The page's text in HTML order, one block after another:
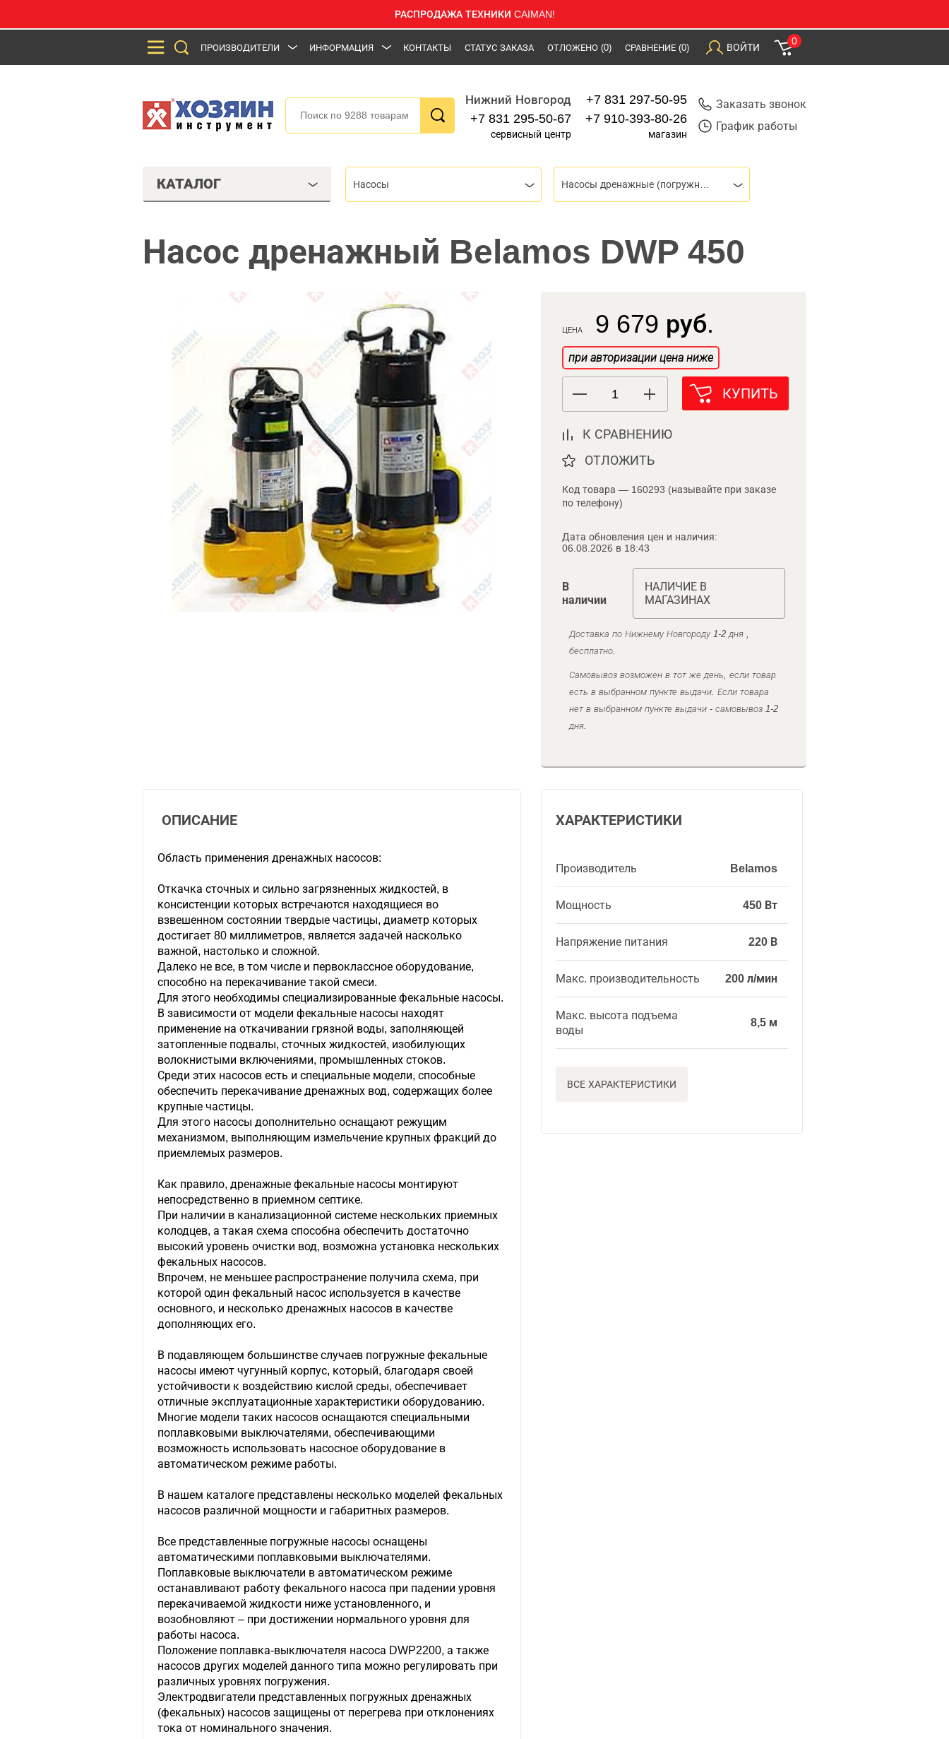
РАСПРОДАЖА ТЕХНИКИ CAIMAN!
ПРОИЗВОДИТЕЛИ ИНФОРМАЦИЯ КОНТАКТЫ СТАТУС ЗАКАЗА ОТЛОЖЕНО (0) СРАВНЕНИЕ (0) ВОЙТИ
0
Нижний Новгород
+7 831 295-50-67
сервисный центр
+7 831 297-50-95
+7 910-393-80-26
магазин
Заказать звонок
График работы
КАТАЛОГ Насосы
Насос дренажный Belamos DWP 450
ЦЕНА 9 679 руб.
при авторизации цена ниже
КУПИТЬ
К СРАВНЕНИЮ
ОТЛОЖИТЬ
Код товара — 160293 (называйте при заказе
по телефону)
Дата обновления цен и наличия:
06.08.2026 в 18:43
В
наличии
НАЛИЧИЕ В
МАГАЗИНАХ
Доставка по Нижнему Новгороду 1-2 дня ,
бесплатно.
Самовывоз возможен в тот же день, если товар
есть в выбранном пункте выдачи. Если товара
нет в выбранном пункте выдачи - самовывоз 1-2
дня.
ХАРАКТЕРИСТИКИ
Производитель Belamos
Мощность 450 Вт
Напряжение питания 220 В
Макс. производительность 200 л/мин
Макс. высота подъема
воды
8,5 м
ВСЕ ХАРАКТЕРИСТИКИ
ОПИСАНИЕ
Область применения дренажных насосов:
Откачка сточных и сильно загрязненных жидкостей, в
консистенции которых встречаются находящиеся во
взвешенном состоянии твердые частицы, диаметр которых
достигает 80 миллиметров, является задачей насколько
важной, настолько и сложной.
Далеко не все, в том числе и первоклассное оборудование,
способно на перекачивание такой смеси.
Для этого необходимы специализированные фекальные насосы.
В зависимости от модели фекальные насосы находят
применение на откачивании грязной воды, заполняющей
затопленные подвалы, сточных жидкостей, изобилующих
волокнистыми включениями, промышленных стоков.
Среди этих насосов есть и специальные модели, способные
обеспечить перекачивание дренажных вод, содержащих более
крупные частицы.
Для этого насосы дополнительно оснащают режущим
механизмом, выполняющим измельчение крупных фракций до
приемлемых размеров.
Как правило, дренажные фекальные насосы монтируют
непосредственно в приемном септике.
При наличии в канализационной системе нескольких приемных
колодцев, а такая схема способна обеспечить достаточно
высокий уровень очистки вод, возможна установка нескольких
фекальных насосов.
Впрочем, не меньшее распространение получила схема, при
которой один фекальный насос используется в качестве
основного, и несколько дренажных насосов в качестве
дополняющих его.
В подавляющем большинстве случаев погружные фекальные
насосы имеют чугунный корпус, который, благодаря своей
устойчивости к воздействию кислой среды, обеспечивает
отличные эксплуатационные характеристики оборудованию.
Многие модели таких насосов оснащаются специальными
поплавковыми выключателями, обеспечивающими
возможность использовать насосное оборудование в
автоматическом режиме работы.
В нашем каталоге представлены несколько моделей фекальных
насосов различной мощности и габаритных размеров.
Все представленные погружные насосы оснащены
автоматическими поплавковыми выключателями.
Поплавковые выключатели в автоматическом режиме
останавливают работу фекального насоса при падении уровня
перекачиваемой жидкости ниже установленного, и
возобновляют – при достижении нормального уровня для
работы насоса.
Положение поплавка-выключателя насоса DWP2200, а также
насосов других моделей данного типа можно регулировать при
различных уровнях погружения.
Электродвигатели представленных погружных дренажных
(фекальных) насосов защищены от перегрева при отклонениях
тока от номинального значения.